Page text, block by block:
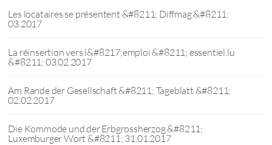
Les locataires se présentent &#8211; Diffmag &#8211;
03.2017
La réinsertion vers l&#8217;emploi &#8211; essentiel.lu
&#8211; 03.02.2017
Am Rande der Gesellschaft &#8211; Tageblatt &#8211;
02.02.2017
Die Kommode und der Erbgrossherzog &#8211;
Luxemburger Wort &#8211; 31.01.2017